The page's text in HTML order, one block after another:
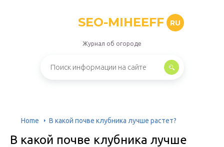
SEO-MIHEEFF RU
Журнал об огороде
Home В какой почве клубника лучше растет?
В какой почве клубника лучше